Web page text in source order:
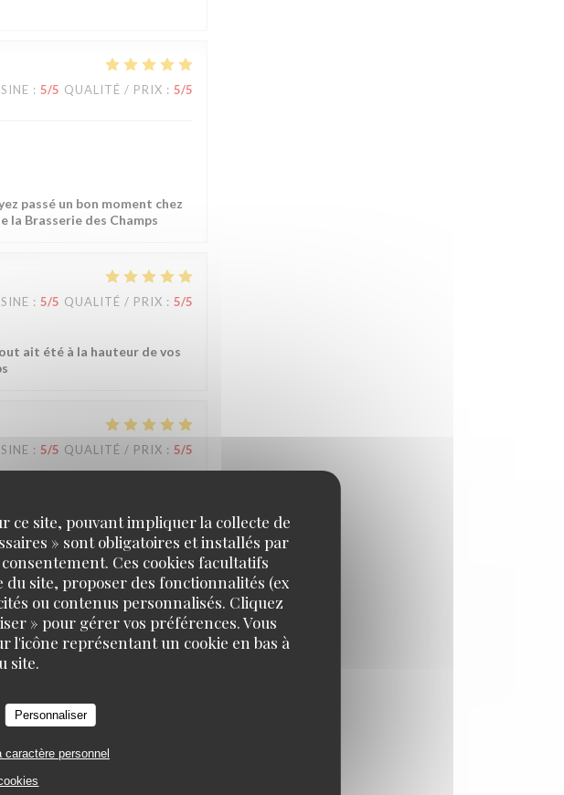
ce site, pouvant impliquer la collecte de
» sont obligatoires et installés par
Ces cookies facultatifs
site, proposer des fonctionnalités (ex
ou contenus personnalisés. Cliquez
» pour gérer vos préférences. Vous
l'icône représentant un cookie en bas à
site.
Personnaliser
personnel
: 5/5 QUALITÉ / PRIX : 5/5
passé un bon moment chez
la Brasserie des Champs
: 5/5 QUALITÉ / PRIX : 5/5
ait été à la hauteur de vos
: 5/5 QUALITÉ / PRIX : 5/5
à la hauteur et que le
de la Brasserie des Champs
:
ayez passé un aussi bon